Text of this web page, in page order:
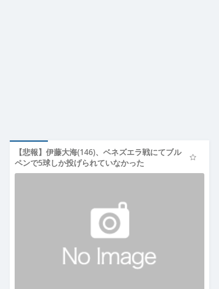
【悲報】伊藤大海(146)、ベネズエラ戦にてブル
ペンで5球しか投げられていなかった